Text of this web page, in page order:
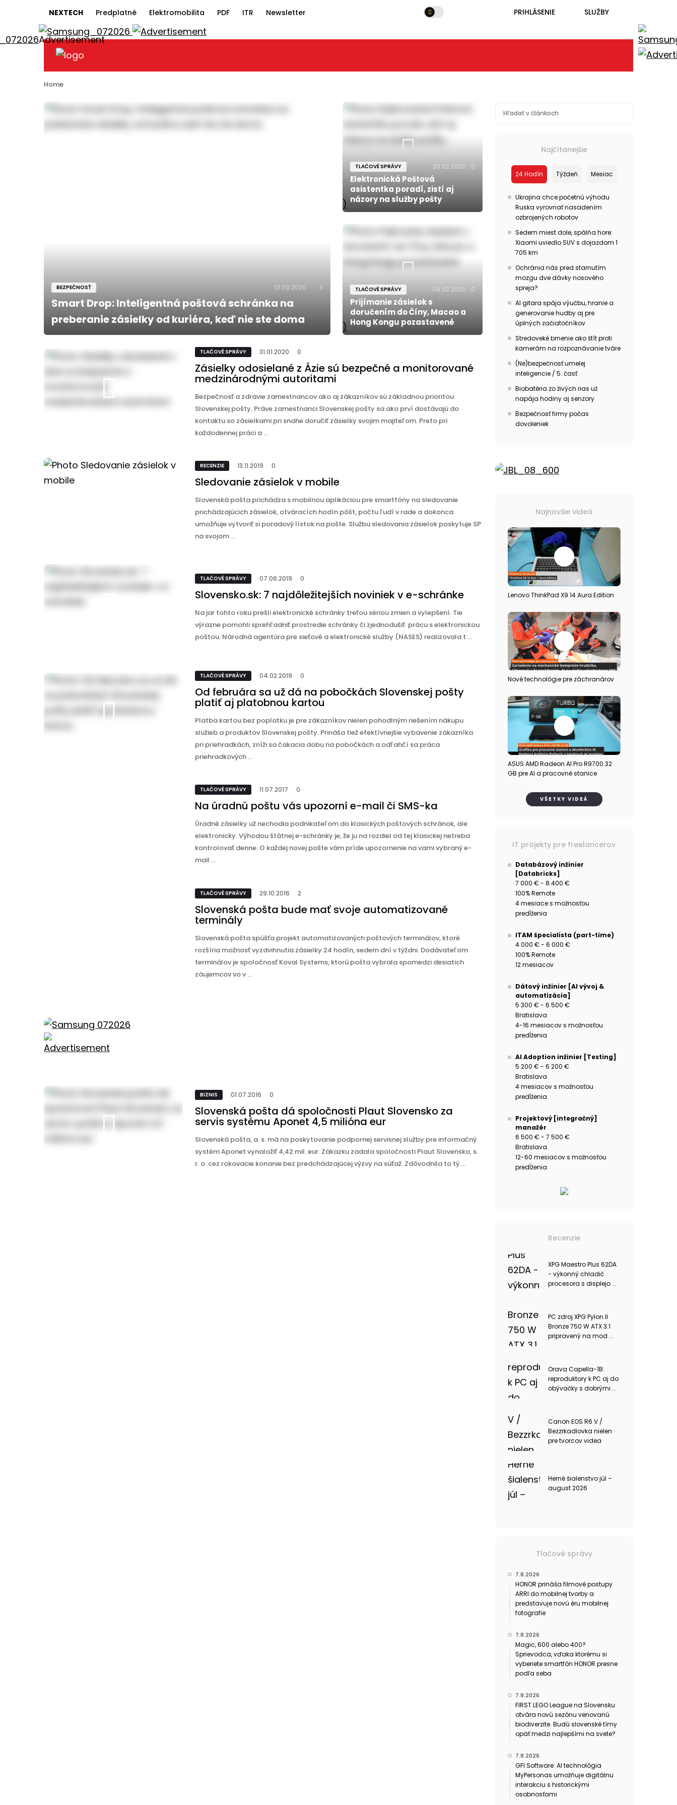
NEXTECH Predplatné Elektromobilita PDF ITR Newsletter PRIHLÁSENIE SLUŽBY
Home
BEZPEČNOSŤ 01.09.2020 3
Smart Drop: Inteligentná poštová schránka na
preberanie zásielky od kuriéra, keď nie ste doma
)
TLAČOVÉ SPRÁVY 20.02.2020 0
Elektronická Poštová
asistentka poradí, zistí aj
názory na služby pošty
)
TLAČOVÉ SPRÁVY 04.02.2020 0
Prijímanie zásielok s
doručením do Číny, Macao a
Hong Kongu pozastavené
TLAČOVÉ SPRÁVY 31.01.2020 0
Zásielky odosielané z Ázie sú bezpečné a monitorované
medzinárodnými autoritami
Bezpečnosť a zdravie zamestnancov ako aj zákazníkov sú základnou prioritou
Slovenskej pošty. Práve zamestnanci Slovenskej pošty sa ako prví dostávajú do
kontaktu so zásielkami pri snahe doručiť zásielky svojim majiteľom. Preto pri
každodennej práci a ...
RECENZIE 13.11.2019 0
Sledovanie zásielok v mobile
Slovenská pošta prichádza s mobilnou aplikáciou pre smartfóny na sledovanie
prichádzajúcich zásielok, otváracích hodín pôšt, počtu ľudí v rade a dokonca
umožňuje vytvoriť si poradový lístok na pošte. Službu sledovania zásielok poskytuje SP
na svojom ...
TLAČOVÉ SPRÁVY 07.06.2019 0
Slovensko.sk: 7 najdôležitejších noviniek v e-schránke
Na jar tohto roku prešli elektronické schránky treťou sériou zmien a vylepšení. Tie
výrazne pomohli sprehľadniť prostredie schránky či zjednodušiť prácu s elektronickou
poštou. Národná agentúra pre sieťové a elektronické služby (NASES) realizovala t ...
TLAČOVÉ SPRÁVY 04.02.2019 0
Od februára sa už dá na pobočkách Slovenskej pošty
platiť aj platobnou kartou
Platba kartou bez poplatku je pre zákazníkov nielen pohodlným riešením nákupu
služieb a produktov Slovenskej pošty. Prináša tiež efektívnejšie vybavenie zákazníka
pri priehradkách, zníži sa čakacia dobu na pobočkách a odľahčí sa práca
priehradkových ...
TLAČOVÉ SPRÁVY 11.07.2017 0
Na úradnú poštu vás upozorní e-mail či SMS-ka
Úradné zásielky už nechodia podnikateľom do klasických poštových schránok, ale
elektronicky. Výhodou štátnej e-schránky je, že ju na rozdiel od tej klasickej netreba
kontrolovať denne. O každej novej pošte vám príde upozornenie na vami vybraný e-
mail ...
TLAČOVÉ SPRÁVY 29.10.2016 2
Slovenská pošta bude mať svoje automatizované
terminály
Slovenská pošta spúšťa projekt automatizovaných poštových terminálov, ktoré
rozšíria možnosť vyzdvihnutia zásielky 24 hodín, sedem dní v týždni. Dodávateľom
terminálov je spoločnosť Koval Systems, ktorú pošta vybrala spomedzi desiatich
záujemcov vo v ...
BIZNIS 01.07.2016 0
Slovenská pošta dá spoločnosti Plaut Slovensko za
servis systému Aponet 4,5 milióna eur
Slovenská pošta, a. s. má na poskytovanie podpornej servisnej služby pre informačný
systém Aponet vynaložiť 4,42 mil. eur. Zákazku zadala spoločnosti Plaut Slovensko, s.
r. o. cez rokovacie konanie bez predchádzajúcej výzvy na súťaž. Zdôvodnila to tý ...
Najčítanejšie
24 Hodín Týždeň Mesiac
Ukrajina chce početnú výhodu
Ruska vyrovnať nasadením
ozbrojených robotov
Sedem miest dole, spálňa hore:
Xiaomi uviedlo SUV s dojazdom 1
705 km
Ochránia nás pred starnutím
mozgu dve dávky nosového
spreja?
AI gitara spája výučbu, hranie a
generovanie hudby aj pre
úplných začiatočníkov
Stredoveké brnenie ako štít proti
kamerám na rozpoznávanie tváre
(Ne)bezpečnosť umelej
inteligencie / 5. časť
Biobatéria zo živých rias už
napája hodiny aj senzory
Bezpečnosť firmy počas
dovoleniek
Najnovšie videá
Lenovo ThinkPad X9 14 Aura Edition
Nové technológie pre záchranárov
ASUS AMD Radeon AI Pro R9700 32
GB pre AI a pracovné stanice
VŠETKY VIDEÁ
IT projekty pre freelancerov
Databázový inžinier
[Databricks]
7 000 € - 8 400 €
100% Remote
4 mesiace s možnosťou
predĺženia
ITAM špecialista (part-time)
4 000 € - 6 000 €
100% Remote
12 mesiacov
Dátový inžinier [AI vývoj &
automatizácia]
5 300 € - 6 500 €
Bratislava
4-16 mesiacov s možnosťou
predĺženia
AI Adoption inžinier [Testing]
5 200 € - 6 200 €
Bratislava
4 mesiacov s možnosťou
predĺženia
Projektový [integračný]
manažér
6 500 € - 7 500 €
Bratislava
12-60 mesiacov s možnosťou
predĺženia
Recenzie
XPG Maestro Plus 62DA
- výkonný chladič
procesora s displejo ...
PC zdroj XPG Pylon II
Bronze 750 W ATX 3.1
pripravený na mod ...
Orava Capella-1B:
reproduktory k PC aj do
obývačky s dobrými ...
Canon EOS R6 V /
Bezzrkadlovka nielen
pre tvorcov videa
Herné šialenstvo júl –
august 2026
Tlačové správy
7.8.2026
HONOR prináša filmové postupy
ARRI do mobilnej tvorby a
predstavuje novú éru mobilnej
fotografie
7.8.2026
Magic, 600 alebo 400?
Sprievodca, vďaka ktorému si
vyberiete smartfón HONOR presne
podľa seba
7.8.2026
FIRST LEGO League na Slovensku
otvára novú sezónu venovanú
biodiverzite. Budú slovenské tímy
opäť medzi najlepšími na svete?
7.8.2026
GFI Software: AI technológia
MyPersonas umožňuje digitálnu
interakciu s historickými
osobnosťami